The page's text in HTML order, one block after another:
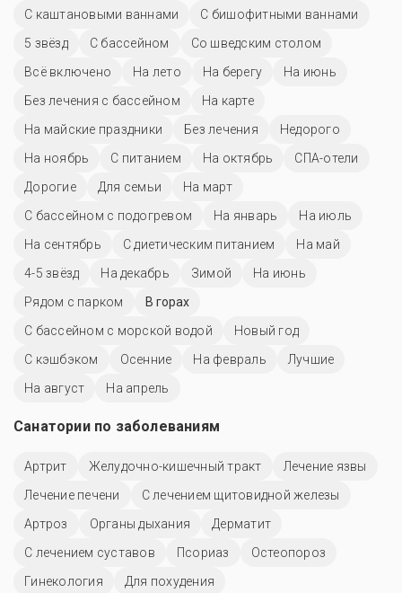
С каштановыми ваннами
С бишофитными ваннами
5 звёзд
C бассейном
Со шведским столом
Всё включено
На лето На берегу
На июнь
Без лечения с бассейном
На карте
На майские праздники
Без лечения
Недорого
На ноябрь
С питанием На октябрь
СПА-отели
Дорогие
Для семьи
На март
С бассейном с подогревом
На январь
На июль
На сентябрь
С диетическим питанием
На май
4-5 звёзд
На декабрь Зимой
На июнь
Рядом с парком
В горах
С бассейном с морской водой
Новый год
С кэшбэком
Осенние На февраль
Лучшие
На август
На апрель
Санатории по заболеваниям
Артрит Желудочно-кишечный тракт
Лечение язвы
Лечение печени
С лечением щитовидной железы
Артроз
Органы дыхания
Дерматит
С лечением суставов
Псориаз
Остеопороз
Гинекология
Для похудения